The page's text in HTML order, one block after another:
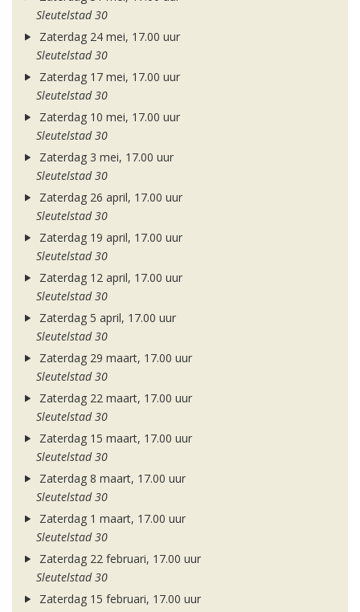
Sleutelstad 30
Zaterdag 24 mei, 17.00 uur
Sleutelstad 30
Zaterdag 17 mei, 17.00 uur
Sleutelstad 30
Zaterdag 10 mei, 17.00 uur
Sleutelstad 30
Zaterdag 3 mei, 17.00 uur
Sleutelstad 30
Zaterdag 26 april, 17.00 uur
Sleutelstad 30
Zaterdag 19 april, 17.00 uur
Sleutelstad 30
Zaterdag 12 april, 17.00 uur
Sleutelstad 30
Zaterdag 5 april, 17.00 uur
Sleutelstad 30
Zaterdag 29 maart, 17.00 uur
Sleutelstad 30
Zaterdag 22 maart, 17.00 uur
Sleutelstad 30
Zaterdag 15 maart, 17.00 uur
Sleutelstad 30
Zaterdag 8 maart, 17.00 uur
Sleutelstad 30
Zaterdag 1 maart, 17.00 uur
Sleutelstad 30
Zaterdag 22 februari, 17.00 uur
Sleutelstad 30
Zaterdag 15 februari, 17.00 uur